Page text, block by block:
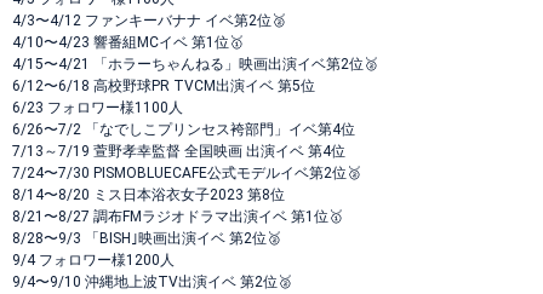
4/3〜4/12 ファンキーバナナ イベ第2位🥈
4/10〜4/23 響番組MCイベ 第1位🥇
4/15〜4/21 「ホラーちゃんねる」映画出演イベ第2位🥈
6/12〜6/18 高校野球PR TVCM出演イベ 第5位
6/23 フォロワー様1100人
6/26〜7/2 「なでしこプリンセス袴部門」イベ第4位
7/13～7/19 萱野孝幸監督 全国映画 出演イベ 第4位
7/24〜7/30 PISMOBLUECAFE公式モデルイベ第2位🥈
8/14〜8/20 ミス日本浴衣女子2023 第8位
8/21〜8/27 調布FMラジオドラマ出演イベ 第1位🥇
8/28〜9/3 「BISH｣映画出演イベ 第2位🥈
9/4 フォロワー様1200人
9/4〜9/10 沖縄地上波TV出演イベ 第2位🥈